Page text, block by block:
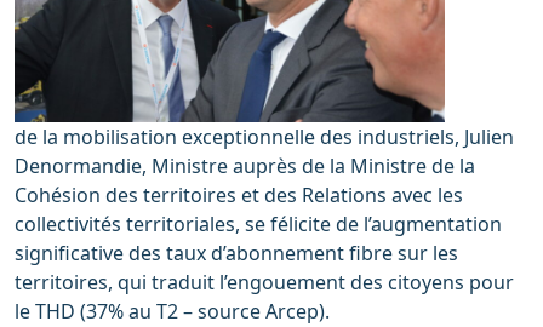
de la mobilisation exceptionnelle des industriels, Julien
Denormandie, Ministre auprès de la Ministre de la
Cohésion des territoires et des Relations avec les
collectivités territoriales, se félicite de l’augmentation
significative des taux d’abonnement fibre sur les
territoires, qui traduit l’engouement des citoyens pour
le THD (37% au T2 – source Arcep).